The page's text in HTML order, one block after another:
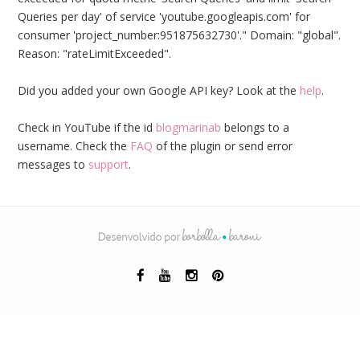
Queries per day' of service 'youtube.googleapis.com' for
consumer 'project_number:951875632730'." Domain: "global".
Reason: "rateLimitExceeded".
Did you added your own Google API key? Look at the help.
Check in YouTube if the id blogmarinab belongs to a
username. Check the FAQ of the plugin or send error
messages to support.